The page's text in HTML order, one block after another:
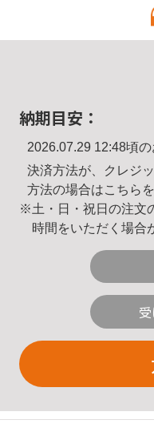
納期目安：
2026.07.29 12:48頃の
決済方法が、クレジ
方法の場合はこちら
※土・日・祝日の注文
時間をいただく場合